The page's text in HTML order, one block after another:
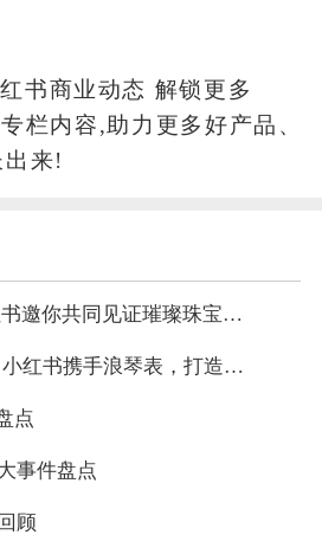
书商业动态 解锁更多
栏内容,助力更多好产品、
来!
漫步'高珠花园'，小红书邀你共同见证璀璨珠宝大事件、共赴绮梦瞬间
「优雅人类在哪里」| 小红书携手浪琴表，打造女性群体出圈营销大事件
点
事件盘点
顾